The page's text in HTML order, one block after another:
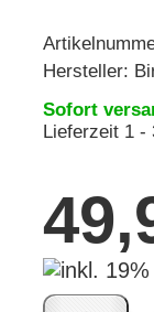
Hersteller:
Sofort
Lieferzeit 1 -